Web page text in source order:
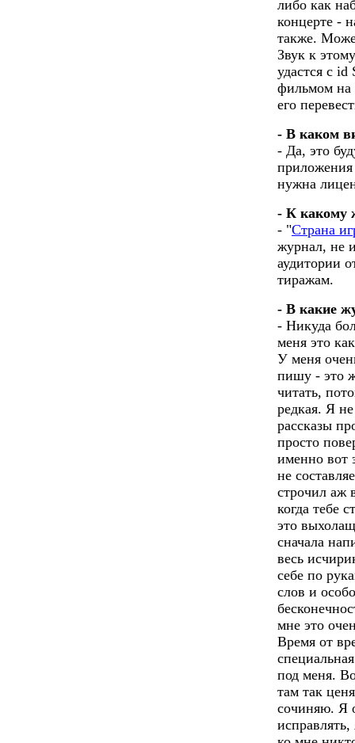
либо как
концерте -
также.
Звук к
удастся с id
фильмом на
его
- В каком
- Да, это
приложения
нужна
- К какому
- "Страна
журнал, не
аудитории
тиражам.
- В какие
- Никуда
меня это
У меня
пишу - это
читать,
редкая. Я
рассказы
просто
именно вот
не
строчил аж
когда тебе
это
сначала
весь
себе по
слов и
мне это
Время от
под меня.
там так
сочиняю. Я